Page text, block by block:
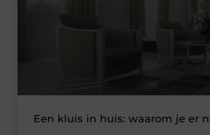
Een kluis in huis: waarom je er